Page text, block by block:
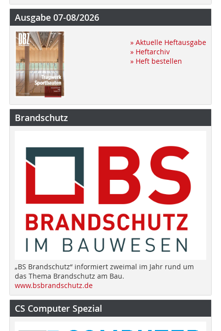
Ausgabe 07-08/2026
» Aktuelle Heftausgabe
» Heftarchiv
» Heft bestellen
Brandschutz
„BS Brandschutz“ informiert zweimal im Jahr rund um
das Thema Brandschutz am Bau.
www.bsbrandschutz.de
CS Computer Spezial